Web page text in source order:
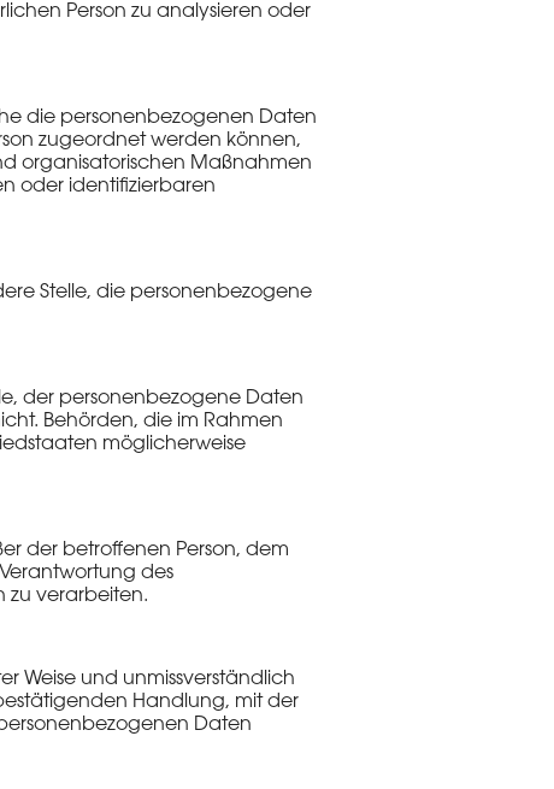
Person zu analysieren oder
die personenbezogenen Daten
zugeordnet werden können,
organisatorischen Maßnahmen
oder identifizierbaren
Stelle, die personenbezogene
der personenbezogene Daten
Behörden, die im Rahmen
möglicherweise
der betroffenen Person, dem
des
zu verarbeiten.
Weise und unmissverständlich
Handlung, mit der
Daten